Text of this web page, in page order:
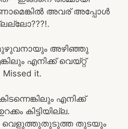
അവര് അപ്പോൾ
അഴിഞ്ഞു
എനിക്ക് വെയ്റ്റ്
it.
എനിക്ക്
കിട്ടിയില്ല.
വെളുത്തുതുടുത്ത തുടയും